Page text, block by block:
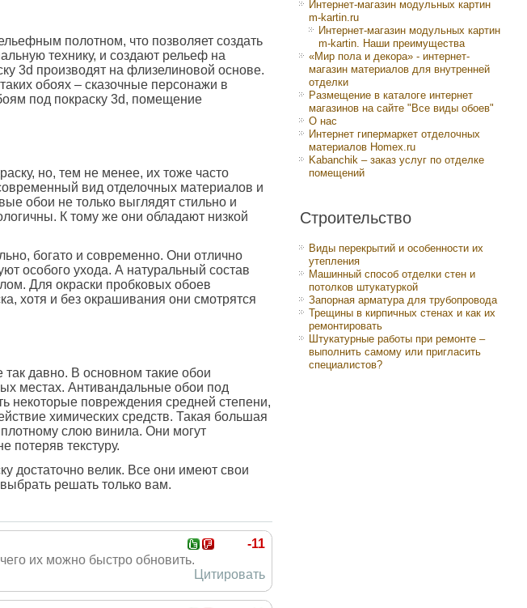
полотном, что позволяет создать
технику, и создают рельеф на
3d производят на флизелиновой основе.
обоях – сказочные персонажи в
под покраску 3d, помещение
но, тем не менее, их тоже часто
вид отделочных материалов и
обои не только выглядят стильно и
К тому же они обладают низкой
богато и современно. Они отлично
особого ухода. А натуральный состав
Для окраски пробковых обоев
хотя и без окрашивания они смотрятся
давно. В основном такие обои
местах. Антивандальные обои под
некоторые повреждения средней степени,
химических средств. Такая большая
слою винила. Они могут
потеряв текстуру.
достаточно велик. Все они имеют свои
решать только вам.
-11
их можно быстро обновить.
Цитировать
Интернет-магазин модульных картин
m-kartin.ru
Интернет-магазин модульных картин
m-kartin. Наши преимущества
«Мир пола и декора» - интернет-
магазин материалов для внутренней
отделки
Размещение в каталоге интернет
магазинов на сайте "Все виды обоев"
О нас
Интернет гипермаркет отделочных
материалов Homex.ru
Kabanchik – заказ услуг по отделке
помещений
Строительство
Виды перекрытий и особенности их
утепления
Машинный способ отделки стен и
потолков штукатуркой
Запорная арматура для трубопровода
Трещины в кирпичных стенах и как их
ремонтировать
Штукатурные работы при ремонте –
выполнить самому или пригласить
специалистов?